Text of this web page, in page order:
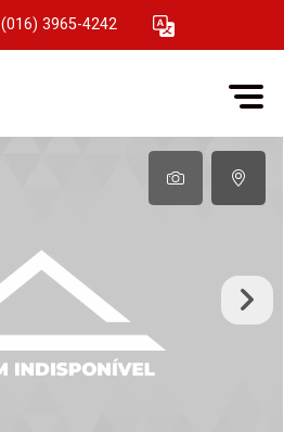
(016) 3965-4242